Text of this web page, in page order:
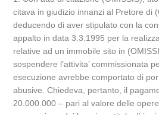
citava in giudizio innanzi al Pretore di
deducendo di aver stipulato con la
appalto in data 3.3.1995 per la
relative ad un immobile sito in
sospendere l’attivita’ commissionata
esecuzione avrebbe comportato di
abusive. Chiedeva, pertanto, il
20.000.000 – pari al valore delle